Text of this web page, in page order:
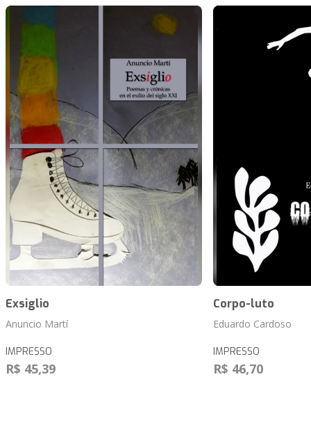
Exsiglio
Anuncio Martí
IMPRESSO
R$ 45,39
Corpo-luto
Eduardo Cardoso
IMPRESSO
R$ 46,70